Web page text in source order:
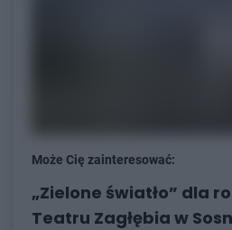
Może Cię zainteresować:
„Zielone światło” dla
Teatru Zagłębia w